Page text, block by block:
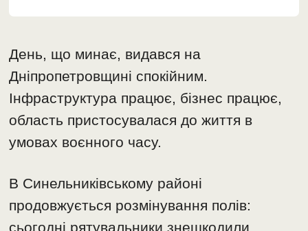
День, що минає, видався на
Дніпропетровщині спокійним.
Інфраструктура працює, бізнес працює,
область пристосувалася до життя в
умовах воєнного часу.
В Синельниківському районі
продовжується розмінування полів:
сьогодні рятувальники знешкодили